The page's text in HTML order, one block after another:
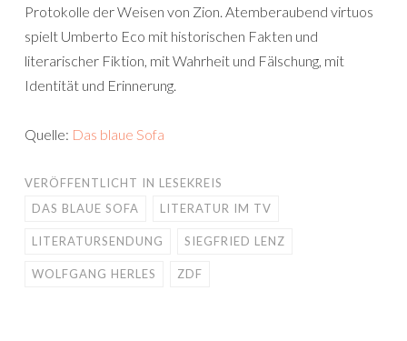
Protokolle der Weisen von Zion. Atemberaubend virtuos
spielt Umberto Eco mit historischen Fakten und
literarischer Fiktion, mit Wahrheit und Fälschung, mit
Identität und Erinnerung.
Quelle: Das blaue Sofa
VERÖFFENTLICHT IN LESEKREIS
DAS BLAUE SOFA
LITERATUR IM TV
LITERATURSENDUNG SIEGFRIED LENZ
WOLFGANG HERLES ZDF